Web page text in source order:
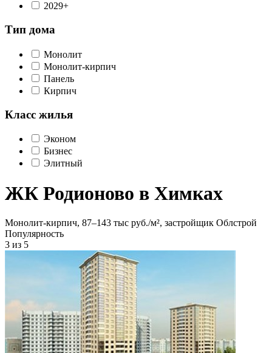
2029+
Тип дома
Монолит
Монолит-кирпич
Панель
Кирпич
Класс жилья
Эконом
Бизнес
Элитный
ЖК Родионово в Химках
Монолит-кирпич, 87‒143 тыс руб./м², застройщик Облстрой
Популярность
3 из 5